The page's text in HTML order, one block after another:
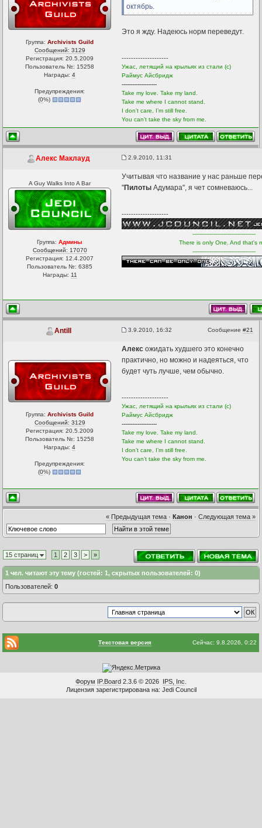
Группа:Archivists Guild
Сообщений: 3129
Регистрация: 20.5.2009
Пользователь №: 15258
Награды:4
Предупреждения:
(0%)
октябрь.
Это я жду. Надеюсь норм переведут.
--------------------
Ужас, летящий на крыльях из стали (с)
Раймус Айсбридж
--------------------
Take my love. Take my land.
Take me where I cannot stand.
I don’t care, I’m still free.
You can’t take the sky from me.
Алекс Маклауд 2.9.2010, 11:31
A Guy Walks Into A Bar
Группа:Админы
Сообщений: 17070
Регистрация: 12.4.2007
Пользователь №: 6385
Награды: 11
Учитывая что название у нас раньше
"Пилоты Адумара", я чет сомневаюсь...
--------------------
------------------------------------
There is only One. And that's
------------------------------------
Antill 3.9.2010, 16:32 Сообщение#21
Группа:Archivists Guild
Сообщений: 3129
Регистрация: 20.5.2009
Пользователь №: 15258
Награды:4
Предупреждения:
(0%)
Алекс ожидать худшего это конечно
практично, но можно и надеяться, что
будет чуть лучше, чем обычно.
--------------------
Ужас, летящий на крыльях из стали (с)
Раймус Айсбридж
--------------------
Take my love. Take my land.
Take me where I cannot stand.
I don’t care, I’m still free.
You can’t take the sky from me.
« Предыдущая тема· Канон · Следующая тема »
15 страниц 1 2 3 > »
1 чел. читают эту тему (гостей: 1, скрытых пользователей: 0)
Пользователей:0
Текстовая версия Сейчас: 9.8.2026, 0:22
Форум IP.Board 2.3.6 © 2026 IPS, Inc
Лицензия зарегистрирована на: Jedi Council